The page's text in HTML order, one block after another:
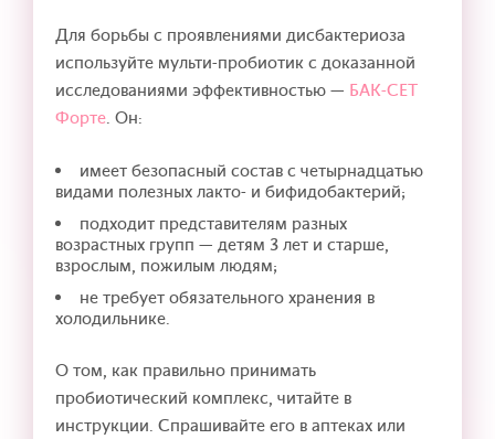
Для борьбы с проявлениями дисбактериоза
используйте мульти-пробиотик с доказанной
исследованиями эффективностью — БАК-СЕТ
Форте. Он:
имеет безопасный состав с четырнадцатью
видами полезных лакто- и бифидобактерий;
подходит представителям разных
возрастных групп — детям 3 лет и старше,
взрослым, пожилым людям;
не требует обязательного хранения в
холодильнике.
О том, как правильно принимать
пробиотический комплекс, читайте в
инструкции. Спрашивайте его в аптеках или